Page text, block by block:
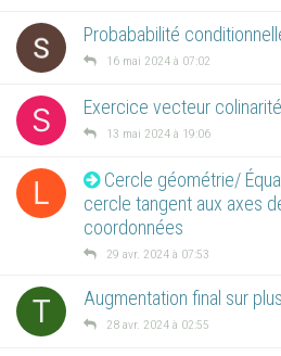
Probababilité
16 mai 2024 à 07:02
S Exercice vecteur
13 mai 2024 à 19:06
L
Cercle géométrie/
cercle tangent aux axes
coordonnées
29 avr. 2024 à 07:53
T Augmentation final sur
28 avr. 2024 à 02:55